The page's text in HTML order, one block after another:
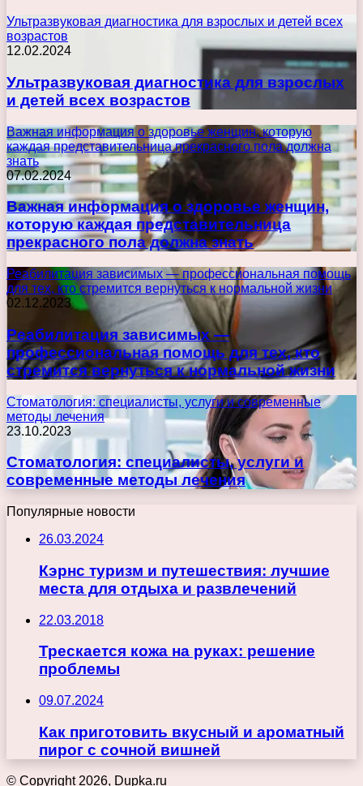
Ультразвуковая диагностика для взрослых и детей всех
возрастов
12.02.2024
Ультразвуковая диагностика для взрослых
и детей всех возрастов
Важная информация о здоровье женщин, которую
каждая представительница прекрасного пола должна
знать
07.02.2024
Важная информация о здоровье женщин,
которую каждая представительница
прекрасного пола должна знать
Реабилитация зависимых — профессиональная помощь
для тех, кто стремится вернуться к нормальной жизни
02.12.2023
Реабилитация зависимых —
профессиональная помощь для тех, кто
стремится вернуться к нормальной жизни
Стоматология: специалисты, услуги и современные
методы лечения
23.10.2023
Стоматология: специалисты, услуги и
современные методы лечения
Популярные новости
26.03.2024
Кэрнс туризм и путешествия: лучшие
места для отдыха и развлечений
22.03.2018
Трескается кожа на руках: решение
проблемы
09.07.2024
Как приготовить вкусный и ароматный
пирог с сочной вишней
© Copyright 2026, Dupka.ru